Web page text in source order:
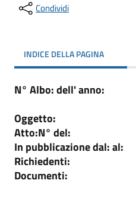
Condividi
INDICE DELLA PAGINA
N° Albo:dell' anno:
Oggetto:
Atto:N° del:
In pubblicazione dal:al:
Richiedenti:
Documenti: